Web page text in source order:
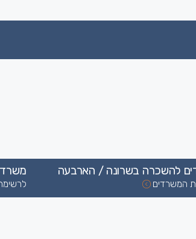
להשכרה בשרונה / הארבעה
המשרדים